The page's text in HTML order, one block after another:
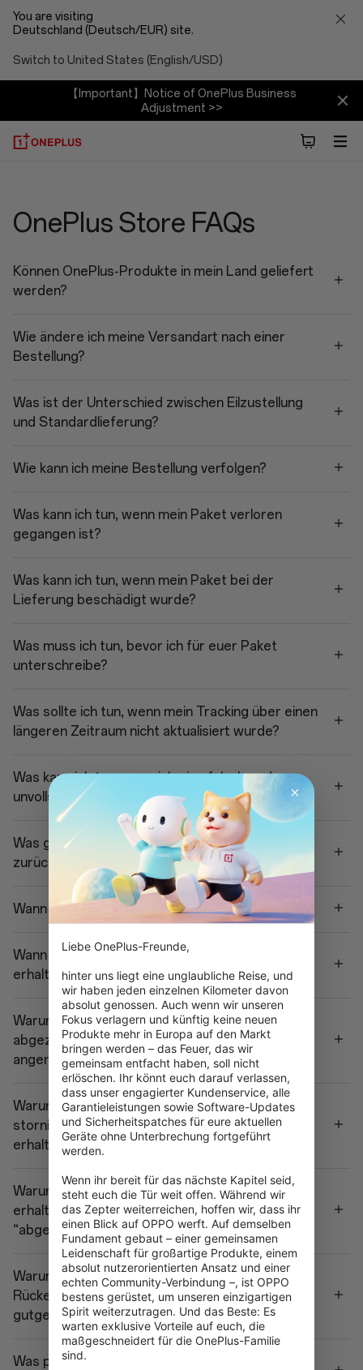
You are visiting
Deutschland (Deutsch/EUR) site.
Switch to United States (English/USD)
【Important】Notice of OnePlus Business
Adjustment >>
Faqs
OnePlus Store FAQs
Können OnePlus-Produkte in mein Land geliefert
werden?
Wie ändere ich meine Versandart nach einer
Bestellung?
Was ist der Unterschied zwischen Eilzustellung
und Standardlieferung?
Wie kann ich meine Bestellung verfolgen?
Was kann ich tun, wenn mein Paket verloren
gegangen ist?
Was kann ich tun, wenn mein Paket bei der
Lieferung beschädigt wurde?
Was muss ich tun, bevor ich für euer Paket
unterschreibe?
Was sollte ich tun, wenn mein Tracking über einen
längeren Zeitraum nicht aktualisiert wurde?
Was kann ich tun, wenn ich eine falsche oder
unvollständige Ware erhalten habe?
Was geschieht, wenn mein Paket ins Lager
zurückgeschickt wird?
Wann erhalte ich meine Erstattung?
Wann kann ich meine Eintausch-Rückerstattung
erhalten?
Warum ist der von meiner Bankkarte
abgezogene Betrag höher als der
angenommene Bestellwert?
Warum wird meine Bestellung automatisch
storniert? Und ich habe keine Rückerstattung
erhalten.
Warum habe ich meine Rückerstattung nicht
erhalten, obwohl der Bestellstatus
“abgeschlossen” anzeigt?
Warum wird der vollständige
Rückerstattungsbetrag nicht auf meine Karte
gutgeschrieben?
Was passiert, wenn mir zweimal berechnet
Liebe OnePlus-Freunde,
hinter uns liegt eine unglaubliche Reise, und
wir haben jeden einzelnen Kilometer davon
absolut genossen. Auch wenn wir unseren
Fokus verlagern und künftig keine neuen
Produkte mehr in Europa auf den Markt
bringen werden – das Feuer, das wir
gemeinsam entfacht haben, soll nicht
erlöschen. Ihr könnt euch darauf verlassen,
dass unser engagierter Kundenservice, alle
Garantieleistungen sowie Software-Updates
und Sicherheitspatches für eure aktuellen
Geräte ohne Unterbrechung fortgeführt
werden.
Wenn ihr bereit für das nächste Kapitel seid,
steht euch die Tür weit offen. Während wir
das Zepter weiterreichen, hoffen wir, dass ihr
einen Blick auf OPPO werft. Auf demselben
Fundament gebaut – einer gemeinsamen
Leidenschaft für großartige Produkte, einem
absolut nutzerorientierten Ansatz und einer
echten Community-Verbindung –, ist OPPO
bestens gerüstet, um unseren einzigartigen
Spirit weiterzutragen. Und das Beste: Es
warten exklusive Vorteile auf euch, die
maßgeschneidert für die OnePlus-Familie
sind.